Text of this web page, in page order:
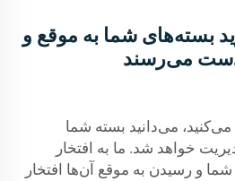
بسته‌های شما به موقع و
دست می‌رسند
می‌کنید، می‌دانید بسته شما
خواهد شد. ما به افتخار
و رسیدن به موقع آن‌ها افتخار